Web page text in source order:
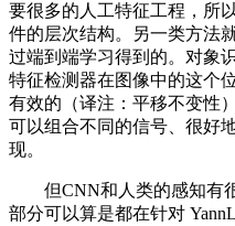
要很多的人工特征工程，所
件的层次结构。另一类方法
过端到端学习得到的。对象
特征检测器在图像中的这个
有效的（译注：平移不变性
可以组合不同的信号、很好
现。
但CNN和人类的感知有很
部分可以算是都在针对